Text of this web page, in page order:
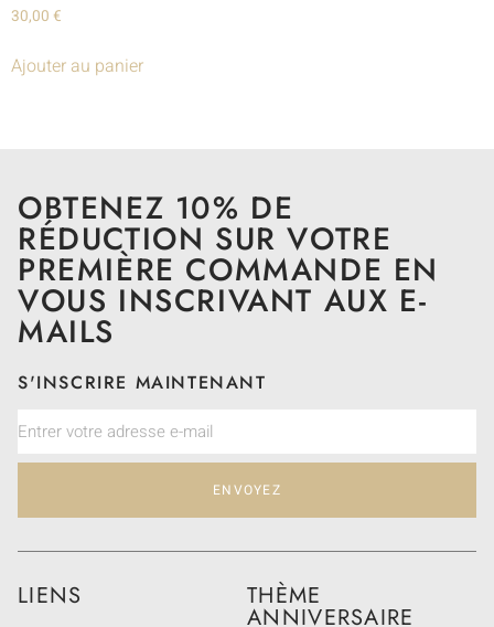
30,00 €
Ajouter au panier
OBTENEZ 10% DE
RÉDUCTION SUR VOTRE
PREMIÈRE COMMANDE EN
VOUS INSCRIVANT AUX E-
MAILS
S'INSCRIRE MAINTENANT
ENVOYEZ
LIENS THÈME
ANNIVERSAIRE